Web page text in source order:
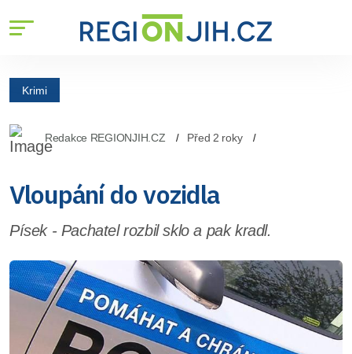
Krimi
Redakce REGIONJIH.CZ Před 2 roky
Vloupání do vozidla
Písek - Pachatel rozbil sklo a pak kradl.